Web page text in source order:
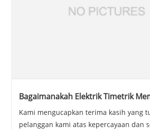
Bagaimanakah Elektrik Timetrik
Tahun Baru?
Kami mengucapkan terima kasih yang
pelanggan kami atas kepercayaan dan